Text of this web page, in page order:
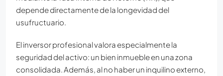
depende directamente de la longevidad del
usufructuario.
El inversor profesional valora especialmente la
seguridad del activo: un bien inmueble en una zona
consolidada. Además, al no haber un inquilino externo,